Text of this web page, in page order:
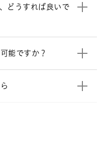
どうすれば良いで
能ですか？
。
おります。
ョップ
ださい。